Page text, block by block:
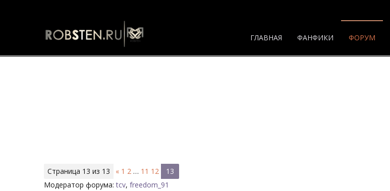
ГЛАВНАЯ ФАНФИКИ ФОРУМ
Страница 13 из 13 « 1 2 … 11 12
13
Модератор форума:tcv, freedom_91